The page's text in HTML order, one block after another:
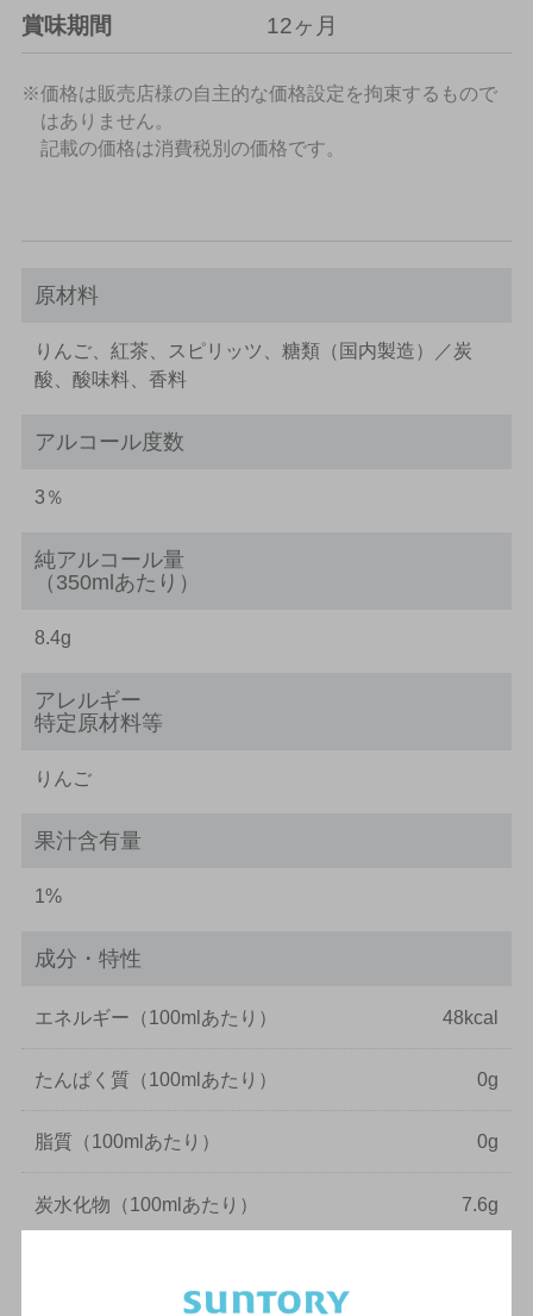
賞味期間 12ヶ月
※価格は販売店様の自主的な価格設定を拘束するもので
はありません。
記載の価格は消費税別の価格です。
原材料
りんご、紅茶、スピリッツ、糖類（国内製造）／炭
酸、酸味料、香料
アルコール度数
3％
純アルコール量
（350mlあたり）
8.4g
アレルギー
特定原材料等
りんご
果汁含有量
1%
成分・特性
エネルギー （100mlあたり） 48kcal
たんぱく質 （100mlあたり） 0g
脂質 （100mlあたり） 0g
炭水化物 （100mlあたり） 7.6g